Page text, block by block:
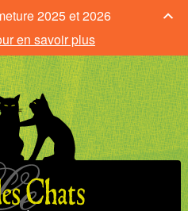
2025 et 2026
en savoir plus